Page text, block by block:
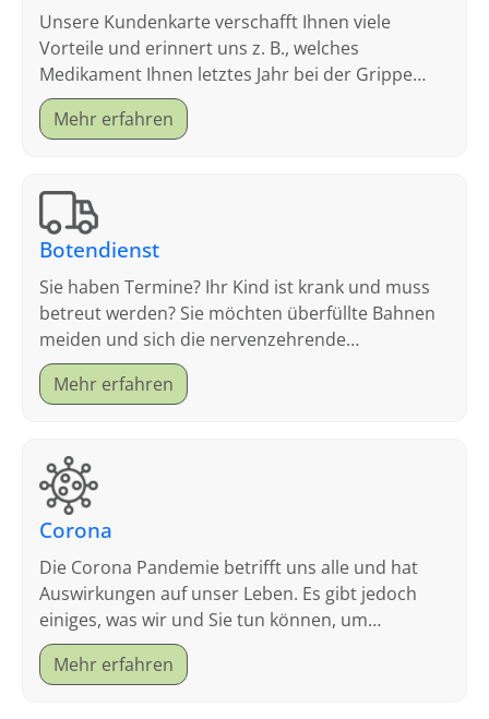
Unsere Kundenkarte verschafft Ihnen viele
Vorteile und erinnert uns z. B., welches
Medikament Ihnen letztes Jahr bei der Grippe
geholfen hat.
Mehr erfahren
Botendienst
Sie haben Termine? Ihr Kind ist krank und muss
betreut werden? Sie möchten überfüllte Bahnen
meiden und sich die nervenzehrende
Parkplatzsuche sparen?
Mehr erfahren
Corona
Die Corona Pandemie betrifft uns alle und hat
Auswirkungen auf unser Leben. Es gibt jedoch
einiges, was wir und Sie tun können, um
Ansteckungen und Infektionen möglichst gut zu
vermeiden.
Mehr erfahren